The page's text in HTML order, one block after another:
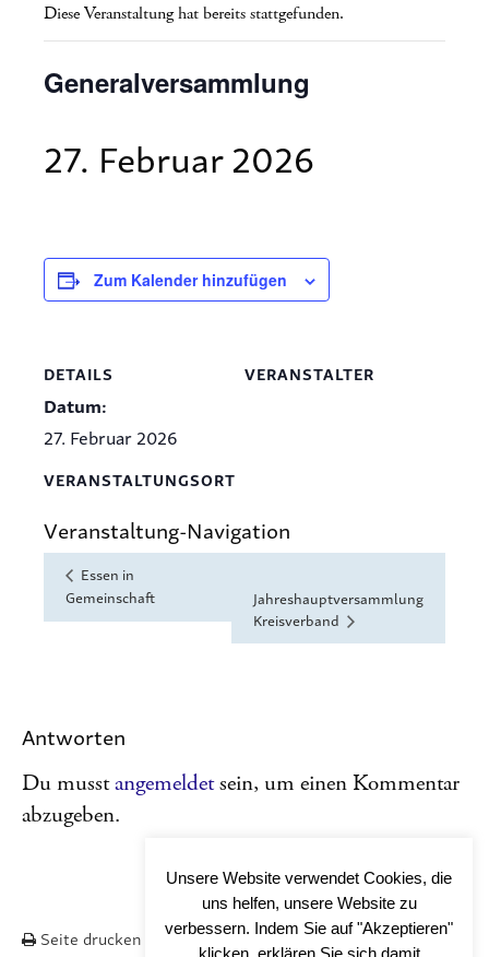
Diese Veranstaltung hat bereits stattgefunden.
Generalversammlung
27. Februar 2026
Zum Kalender hinzufügen
DETAILS
Datum:
27. Februar 2026
VERANSTALTUNGSORT
VERANSTALTER
Veranstaltung-Navigation
Essen in
Gemeinschaft
Jahreshauptversammlung
Kreisverband
Antworten
Du musstangemeldetsein, um einen Kommentar
abzugeben.
Seite drucken Nach OBEN
Unsere Website verwendet Cookies, die
uns helfen, unsere Website zu
verbessern. Indem Sie auf "Akzeptieren"
klicken, erklären Sie sich damit